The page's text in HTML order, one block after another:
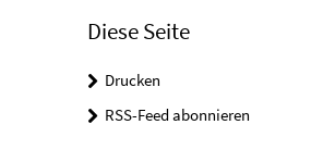
Diese Seite
Drucken
RSS-Feed abonnieren